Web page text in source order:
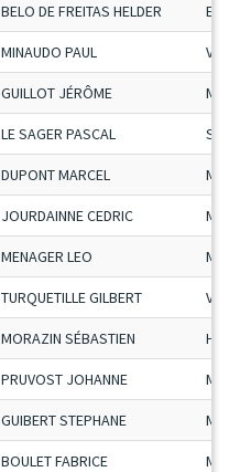
BELO DE FREITAS HELDER ET
MINAUDO PAUL Vet
GUILLOT JÉRÔME
LE SAGER PASCAL
DUPONT MARCEL
JOURDAINNE CEDRIC
MENAGER LEO
TURQUETILLE GILBERT Vet
MORAZIN SÉBASTIEN H-C
PRUVOST JOHANNE
GUIBERT STEPHANE
BOULET FABRICE